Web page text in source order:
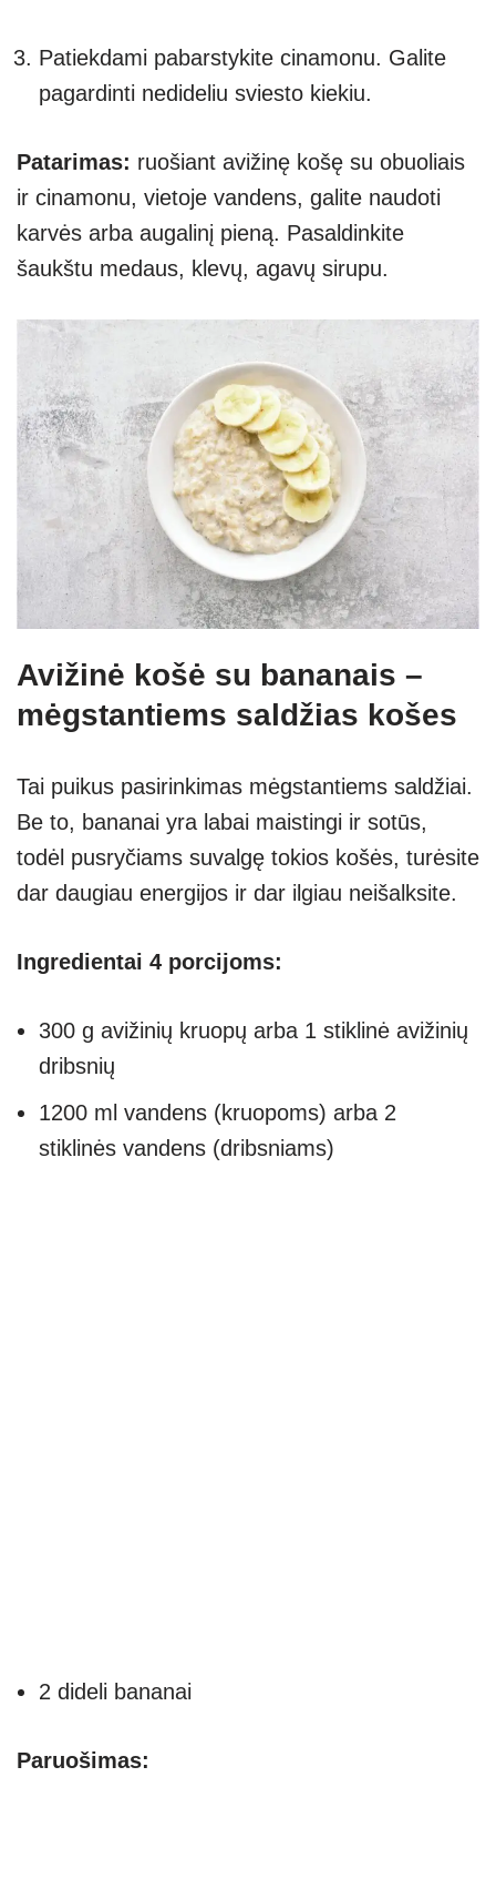
Patiekdami pabarstykite cinamonu. Galite
pagardinti nedideliu sviesto kiekiu.
Patarimas: ruošiant avižinę košę su obuoliais
ir cinamonu, vietoje vandens, galite naudoti
karvės arba augalinį pieną. Pasaldinkite
šaukštu medaus, klevų, agavų sirupu.
Avižinė košė su bananais –
mėgstantiems saldžias košes
Tai puikus pasirinkimas mėgstantiems saldžiai.
Be to, bananai yra labai maistingi ir sotūs,
todėl pusryčiams suvalgę tokios košės, turėsite
dar daugiau energijos ir dar ilgiau neišalksite.
Ingredientai 4 porcijoms:
300 g avižinių kruopų arba 1 stiklinė avižinių
dribsnių
1200 ml vandens (kruopoms) arba 2
stiklinės vandens (dribsniams)
2 dideli bananai
Paruošimas: